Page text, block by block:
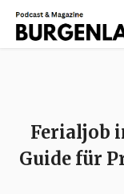
Ferialjob
Guide für